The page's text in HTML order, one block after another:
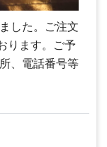
した。ご注文
ります。ご予
、電話番号等